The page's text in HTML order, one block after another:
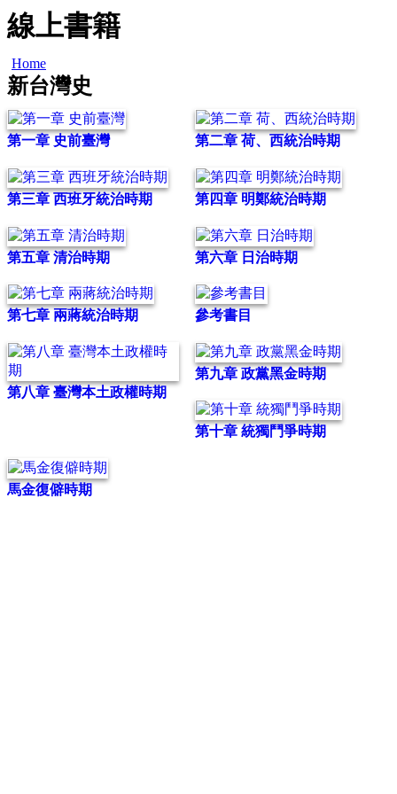
線上書籍
Home
新台灣史
第一章 史前臺灣 第二章 荷、西統治時期
第三章 西班牙統治時期 第四章 明鄭統治時期
第五章 清治時期 第六章 日治時期
第七章 兩蔣統治時期 參考書目
第八章 臺灣本土政權時期
第九章 政黨黑金時期
第十章 統獨鬥爭時期
馬金復僻時期